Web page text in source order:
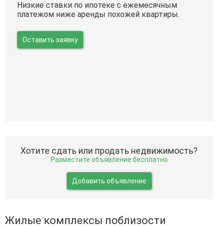
Низкие ставки по ипотеке с ежемесячным
платежом ниже аренды похожей квартиры.
Оставить заявку
Хотите сдать или продать недвижимость?
Разместите объявление бесплатно
Добавить объявление
Жилые комплексы поблизости